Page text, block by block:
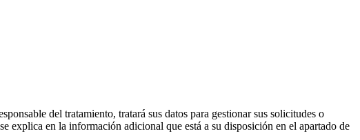
del tratamiento, tratará sus datos para gestionar sus solicitudes o
explica en la información adicional que está a su disposición en el apartado de